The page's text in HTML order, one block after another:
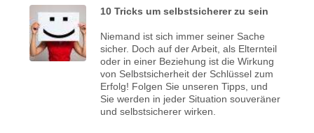
10 Tricks um selbstsicherer zu sein
Niemand ist sich immer seiner Sache
sicher. Doch auf der Arbeit, als Elternteil
oder in einer Beziehung ist die Wirkung
von Selbstsicherheit der Schlüssel zum
Erfolg! Folgen Sie unseren Tipps, und
Sie werden in jeder Situation souveräner
und selbstsicherer wirken.